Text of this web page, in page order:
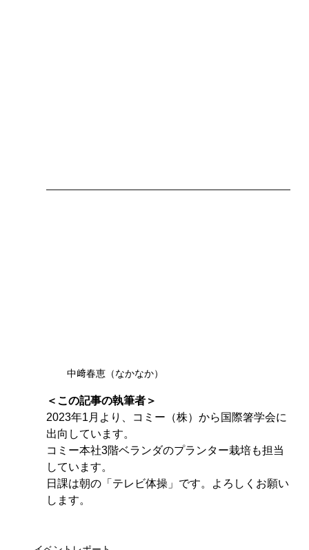
中﨑春恵（なかなか）
＜この記事の執筆者＞
2023年1月より、コミー（株）から国際箸学会に
出向しています。
コミー本社3階ベランダのプランター栽培も担当
しています。
日課は朝の「テレビ体操」です。よろしくお願い
します。